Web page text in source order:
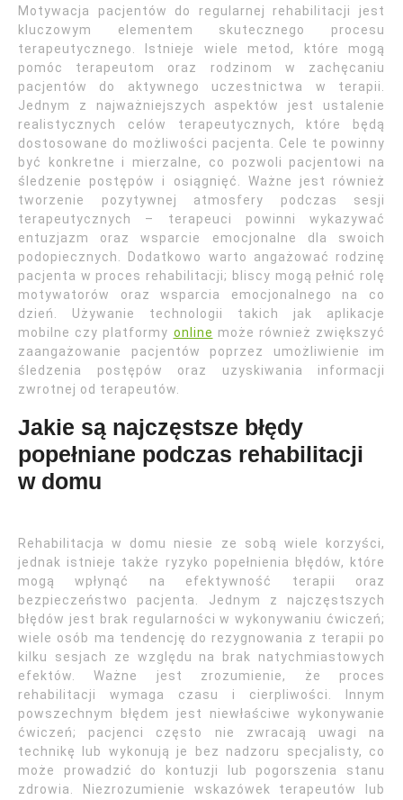
Motywacja pacjentów do regularnej rehabilitacji jest
kluczowym elementem skutecznego procesu
terapeutycznego. Istnieje wiele metod, które mogą
pomóc terapeutom oraz rodzinom w zachęcaniu
pacjentów do aktywnego uczestnictwa w terapii.
Jednym z najważniejszych aspektów jest ustalenie
realistycznych celów terapeutycznych, które będą
dostosowane do możliwości pacjenta. Cele te powinny
być konkretne i mierzalne, co pozwoli pacjentowi na
śledzenie postępów i osiągnięć. Ważne jest również
tworzenie pozytywnej atmosfery podczas sesji
terapeutycznych – terapeuci powinni wykazywać
entuzjazm oraz wsparcie emocjonalne dla swoich
podopiecznych. Dodatkowo warto angażować rodzinę
pacjenta w proces rehabilitacji; bliscy mogą pełnić rolę
motywatorów oraz wsparcia emocjonalnego na co
dzień. Używanie technologii takich jak aplikacje
mobilne czy platformy online może również zwiększyć
zaangażowanie pacjentów poprzez umożliwienie im
śledzenia postępów oraz uzyskiwania informacji
zwrotnej od terapeutów.
Jakie są najczęstsze błędy
popełniane podczas rehabilitacji
w domu
Rehabilitacja w domu niesie ze sobą wiele korzyści,
jednak istnieje także ryzyko popełnienia błędów, które
mogą wpłynąć na efektywność terapii oraz
bezpieczeństwo pacjenta. Jednym z najczęstszych
błędów jest brak regularności w wykonywaniu ćwiczeń;
wiele osób ma tendencję do rezygnowania z terapii po
kilku sesjach ze względu na brak natychmiastowych
efektów. Ważne jest zrozumienie, że proces
rehabilitacji wymaga czasu i cierpliwości. Innym
powszechnym błędem jest niewłaściwe wykonywanie
ćwiczeń; pacjenci często nie zwracają uwagi na
technikę lub wykonują je bez nadzoru specjalisty, co
może prowadzić do kontuzji lub pogorszenia stanu
zdrowia. Niezrozumienie wskazówek terapeutów lub